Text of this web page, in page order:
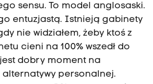
sensu. To model anglosaski.
entuzjastą. Istnieją gabinety
nie widziałem, żeby ktoś z
cieni na 100% wszedł do
dobry moment na
alternatywy personalnej.